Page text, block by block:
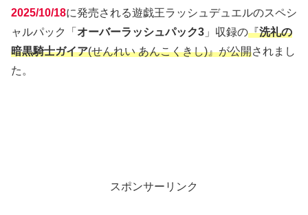
2025/10/18に発売される遊戯王ラッシュデュエルのスペシ
ャルパック「 オーバーラッシュパック3 」収録の『洗礼の
暗黒騎士ガイア(せんれい あんこくきし)』が公開されまし
た。
スポンサーリンク